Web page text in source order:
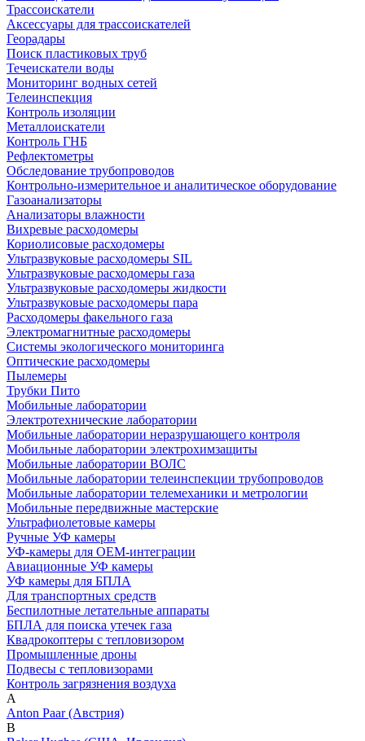
Трассоискатели
Аксессуары для трассоискателей
Георадары
Поиск пластиковых труб
Течеискатели воды
Мониторинг водных сетей
Телеинспекция
Контроль изоляции
Металлоискатели
Контроль ГНБ
Рефлектометры
Обследование трубопроводов
Контрольно-измерительное и аналитическое оборудование
Газоанализаторы
Анализаторы влажности
Вихревые расходомеры
Кориолисовые расходомеры
Ультразвуковые расходомеры SIL
Ультразвуковые расходомеры газа
Ультразвуковые расходомеры жидкости
Ультразвуковые расходомеры пара
Расходомеры факельного газа
Электромагнитные расходомеры
Системы экологического мониторинга
Оптические расходомеры
Пылемеры
Трубки Пито
Мобильные лаборатории
Электротехнические лаборатории
Мобильные лаборатории неразрушающего контроля
Мобильные лаборатории электрохимзащиты
Мобильные лаборатории ВОЛС
Мобильные лаборатории телеинспекции трубопроводов
Мобильные лаборатории телемеханики и метрологии
Мобильные передвижные мастерские
Ультрафиолетовые камеры
Ручные УФ камеры
УФ-камеры для OEM-интеграции
Авиационные УФ камеры
УФ камеры для БПЛА
Для транспортных средств
Беспилотные летательные аппараты
БПЛА для поиска утечек газа
Квадрокоптеры с тепловизором
Промышленные дроны
Подвесы с тепловизорами
Контроль загрязнения воздуха
A
Anton Paar (Австрия)
B